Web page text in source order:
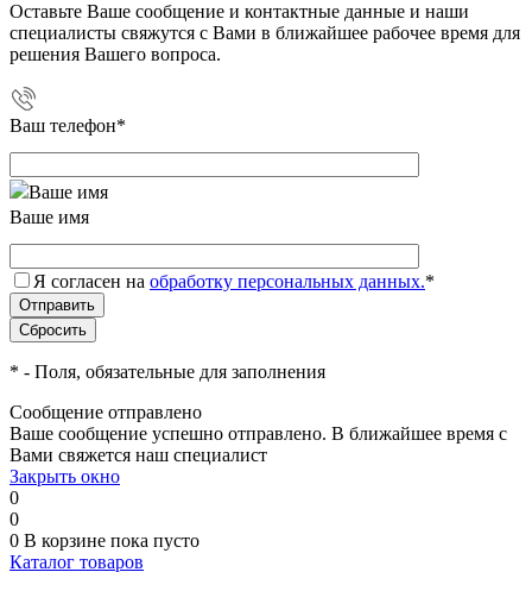
Оставьте Ваше сообщение и контактные данные и наши
специалисты свяжутся с Вами в ближайшее рабочее время для
решения Вашего вопроса.
Ваш телефон*
Ваше имя
Я согласен на обработку персональных данных.*
* - Поля, обязательные для заполнения
Сообщение отправлено
Ваше сообщение успешно отправлено. В ближайшее время с
Вами свяжется наш специалист
Закрыть окно
0
0
0 В корзине пока пусто
Каталог товаров